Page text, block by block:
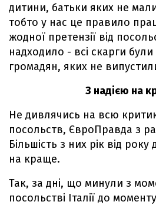
дитини, батьки яких не
тобто у нас це правило
жодної претензії від
надходило - всі скарги
громадян, яких не
З надією на
Не дивлячись на всю
посольств, ЄвроПравда з
Більшість з них рік від
на краще.
Так, за дні, що минули з
посольстві Італії до